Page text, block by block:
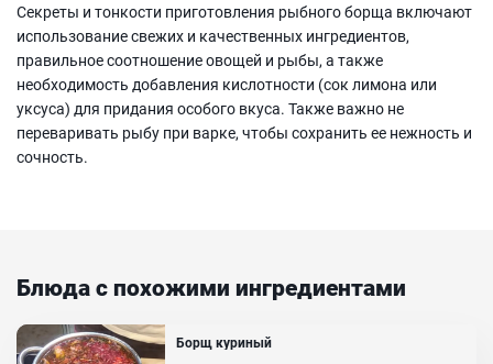
Секреты и тонкости приготовления рыбного борща включают
использование свежих и качественных ингредиентов,
правильное соотношение овощей и рыбы, а также
необходимость добавления кислотности (сок лимона или
уксуса) для придания особого вкуса. Также важно не
переваривать рыбу при варке, чтобы сохранить ее нежность и
сочность.
Блюда с похожими ингредиентами
Борщ куриный